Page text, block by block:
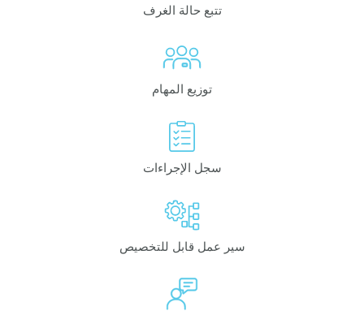
تتبع حالة الغرف
توزيع المهام
سجل الإجراءات
سير عمل قابل للتخصيص